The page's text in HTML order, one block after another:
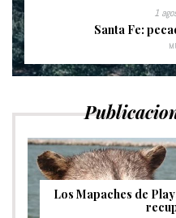
1
Santa Fe:
Los Mapaches de